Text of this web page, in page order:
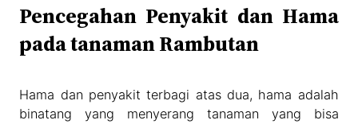
Pencegahan Penyakit dan Hama
pada tanaman Rambutan
Hama dan penyakit terbagi atas dua, hama adalah
binatang yang menyerang tanaman yang bisa